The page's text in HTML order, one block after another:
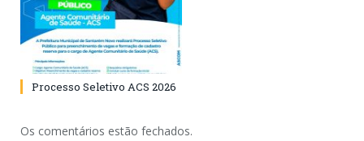
Processo Seletivo ACS 2026
Os comentários estão fechados.